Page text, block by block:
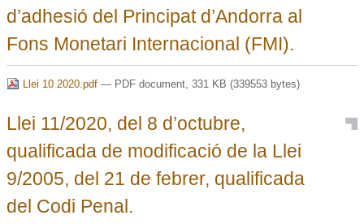
d’adhesió del Principat d’Andorra al
Fons Monetari Internacional (FMI).
Llei 10 2020.pdf— PDF document, 331 KB (339553 bytes)
Llei 11/2020, del 8 d’octubre,
qualificada de modificació de la Llei
9/2005, del 21 de febrer, qualificada
del Codi Penal.